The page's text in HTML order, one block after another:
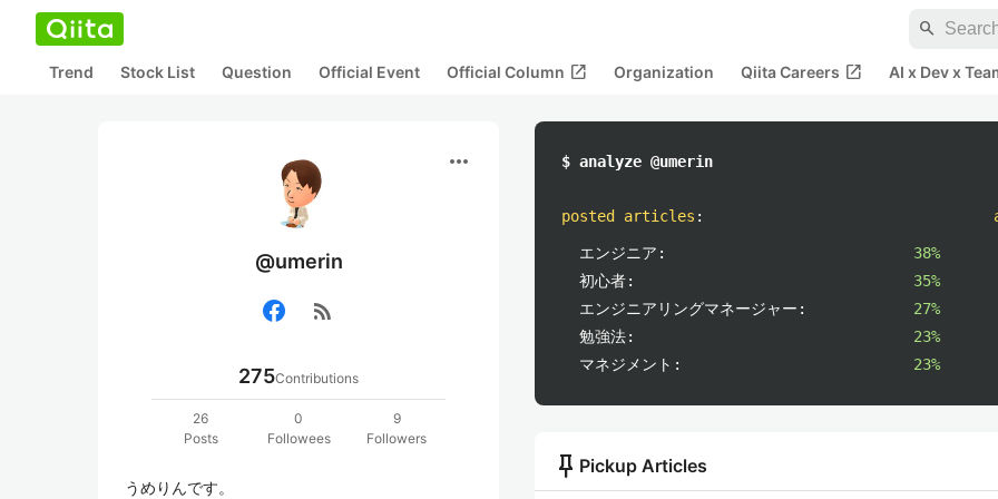
search
Trend Stock List Question Official Event Official Column open_in_new Organization Qiita Careers open_in_new AI x Dev x
more_horiz
@umerin
rss_feed
275Contributions
26
Posts
0
Followees
9
Followers
うめりんです。
$ analyze @umerin
posted articles :
エンジニア:
38%
初心者:
35%
エンジニアリングマネージャー:
27%
勉強法:
23%
マネジメント:
23%
push_pin Pickup Articles